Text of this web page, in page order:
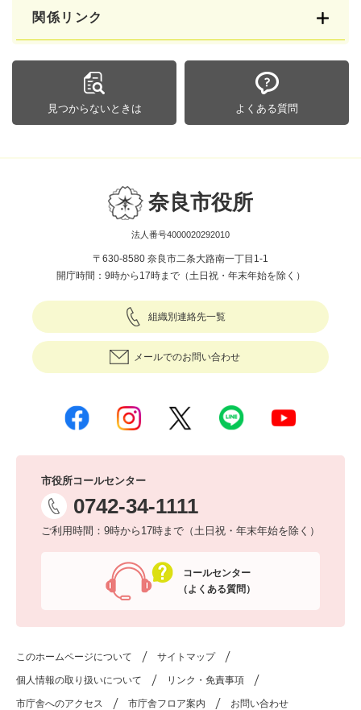
関係リンク
見つからないときは よくある質問
奈良市役所
法人番号4000020292010
〒630-8580 奈良市二条大路南一丁目1-1
開庁時間：9時から17時まで（土日祝・年末年始を除く）
組織別連絡先一覧
メールでのお問い合わせ
市役所コールセンター
0742-34-1111
ご利用時間：9時から17時まで（土日祝・年末年始を除く）
コールセンター
（よくある質問）
このホームページについて サイトマップ
個人情報の取り扱いについて リンク・免責事項
市庁舎へのアクセス 市庁舎フロア案内 お問い合わせ